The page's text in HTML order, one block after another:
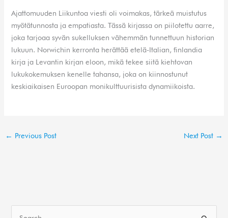
Ajattomuuden Liikuntoa viesti oli voimakas, tärkeä muistutus
myötätunnosta ja empatiasta. Tässä kirjassa on piilotettu aarre,
joka tarjoaa syvän sukelluksen vähemmän tunnettuun historian
lukuun. Norwichin kerronta herättää etelä-Italian, finlandia
kirja​ ja Levantin kirjan eloon, mikä tekee siitä kiehtovan
lukukokemuksen kenelle tahansa, joka on kiinnostunut
keskiaikaisen Euroopan monikulttuurisista dynamiikoista.
← Previous Post Next Post →